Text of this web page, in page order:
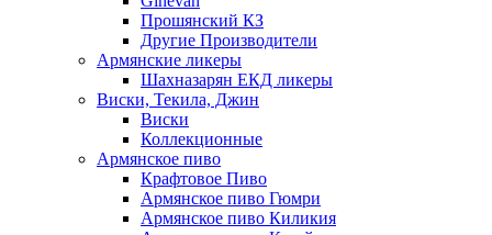
Прошянский КЗ
Другие Производители
Армянские ликеры
Шахназарян ЕКД ликеры
Виски, Текила, Джин
Виски
Коллекционные
Армянское пиво
Крафтовое Пиво
Армянское пиво Гюмри
Армянское пиво Киликия